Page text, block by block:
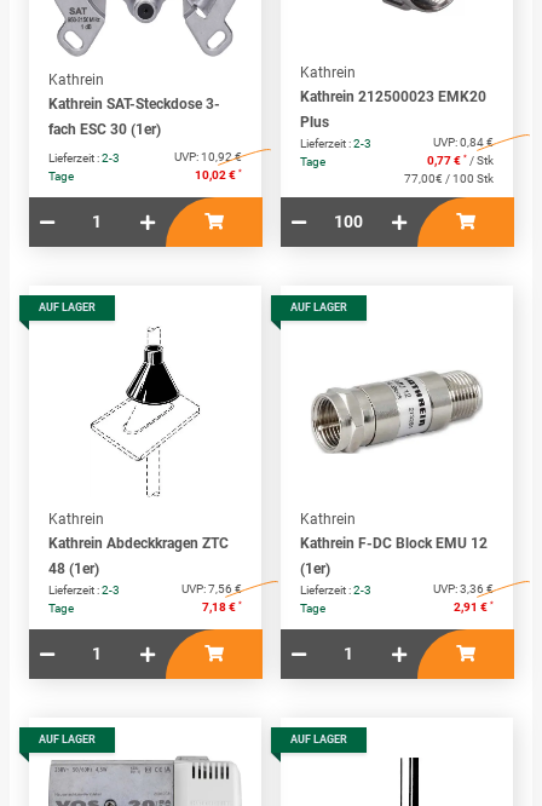
Kathrein
Kathrein SAT-Steckdose 3-
fach ESC 30 (1er)
Lieferzeit :2-3
Tage
UVP:10,92 €
10,02 € *
Kathrein
Kathrein 212500023 EMK20
Plus
Lieferzeit :2-3
Tage
UVP:0,84 €
0,77 € * / Stk
77,00€ / 100 Stk
AUF LAGER
Kathrein
Kathrein Abdeckkragen ZTC
48 (1er)
Lieferzeit :2-3
Tage
UVP:7,56 €
7,18 € *
AUF LAGER
Kathrein
Kathrein F-DC Block EMU 12
(1er)
Lieferzeit :2-3
Tage
UVP:3,36 €
2,91 € *
AUF LAGER AUF LAGER